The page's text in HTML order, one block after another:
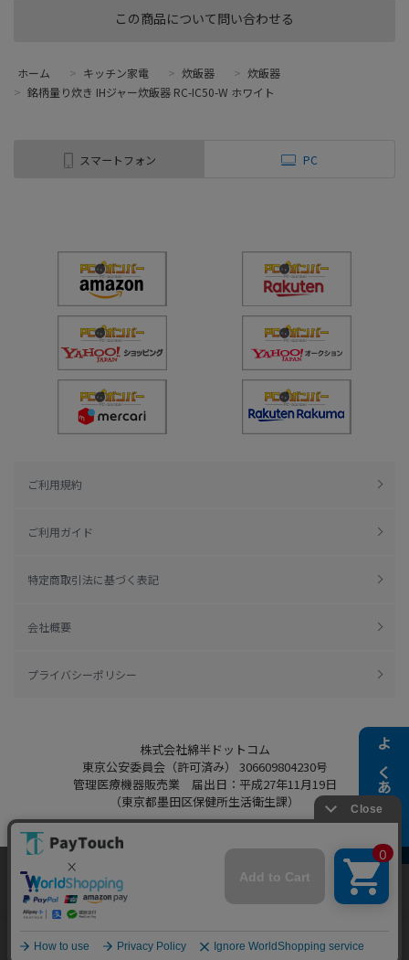
よくある質問
この商品について問い合わせる
ホーム > キッチン家電 > 炊飯器 > 炊飯器
> 銘柄量り炊き IHジャー炊飯器 RC-IC50-W ホワイト
スマートフォン PC
ご利用規約
ご利用ガイド
特定商取引法に基づく表記
会社概要
プライバシーポリシー
株式会社綿半ドットコム
東京公安委員会（許可済み） 306609804230号
管理医療機器販売業 届出日：平成27年11月19日
（東京都墨田区保健所生活衛生課）
Copyright 2022
Powered by Watahan Partners Co., Ltd.
当ウェブサイトでは、お客様により良いサービス
をご提供するため、クッキーを利用しています。
サイト利用を継続することにより、クッキーの使
細はこちら」をご覧ください。
同意する